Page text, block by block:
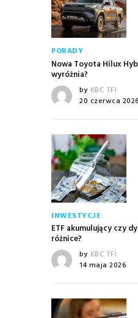
PORADY
Nowa Toyota Hilux
wyróżnia?
by KBC TFI
20 czerwca 2026
INWESTYCJE
ETF akumulujący czy
różnice?
by KBC TFI
14 maja 2026